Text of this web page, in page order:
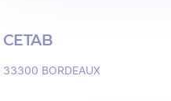
CETAB
33300 BORDEAUX